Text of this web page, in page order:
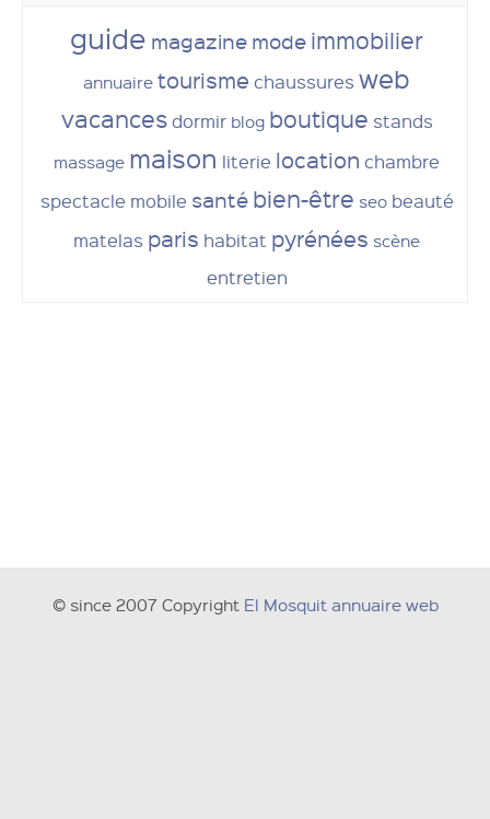
guide magazine mode immobilier
annuaire tourisme chaussures web
vacances dormir blog boutique stands
massage maison literie location chambre
spectacle mobile santé bien-être seo beauté
matelas paris habitat pyrénées scène
entretien
© since 2007 Copyright El Mosquit annuaire web